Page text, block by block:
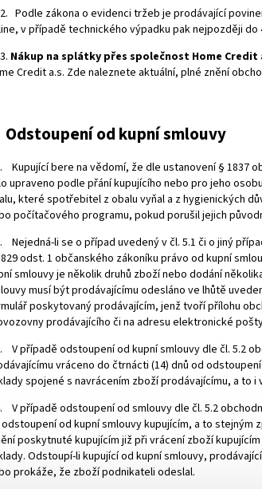
Podle zákona o evidenci tržeb je prodávající
v případě technického výpadku pak nejpozději do
Nákup na splátky přes společnost Home Credit
Credit a.s. Zde naleznete aktuální, plné znění
Odstoupení od kupní smlouvy
Kupující bere na vědomí, že dle ustanovení § 1837
upraveno podle přání kupujícího nebo pro jeho
které spotřebitel z obalu vyňal a z hygienických
počítačového programu, pokud porušil jejich
Nejedná-li se o případ uvedený v čl. 5.1 či o jiný
odst. 1 občanského zákoníku právo od kupní
smlouvy je několik druhů zboží nebo dodání
musí být prodávajícímu odesláno ve lhůtě
poskytovaný prodávajícím, jenž tvoří přílohu
prodávajícího či na adresu elektronické
V případě odstoupení od kupní smlouvy dle čl. 5.2
vráceno do čtrnácti (14) dnů od
spojené s navrácením zboží prodávajícímu, a
V případě odstoupení od smlouvy dle čl. 5.2
od kupní smlouvy kupujícím, a to
poskytnuté kupujícím již při vrácení zboží
Odstoupí-li kupující od kupní smlouvy,
prokáže, že zboží podnikateli odeslal.